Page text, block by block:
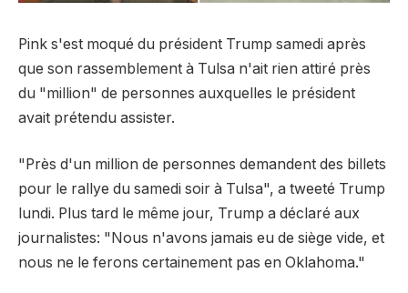
Pink s'est moqué du président Trump samedi après
que son rassemblement à Tulsa n'ait rien attiré près
du "million" de personnes auxquelles le président
avait prétendu assister.
"Près d'un million de personnes demandent des billets
pour le rallye du samedi soir à Tulsa", a tweeté Trump
lundi. Plus tard le même jour, Trump a déclaré aux
journalistes: "Nous n'avons jamais eu de siège vide, et
nous ne le ferons certainement pas en Oklahoma."